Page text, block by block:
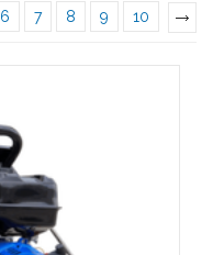
6 7 8 9 10
»